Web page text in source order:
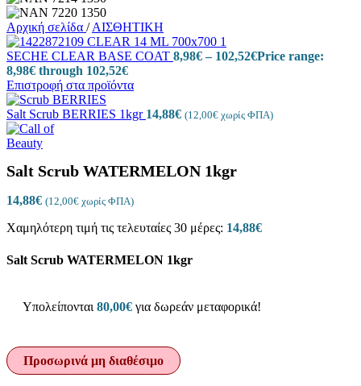
Αρχική σελίδα / ΑΙΣΘΗΤΙΚΗ
SECHE CLEAR BASE COAT 8,98€ – 102,52€Price range:
8,98€ through 102,52€
Επιστροφή στα προϊόντα
Salt Scrub BERRIES 1kgr 14,88€ (12,00€ χωρίς ΦΠΑ)
Salt Scrub WATERMELON 1kgr
14,88€ (12,00€ χωρίς ΦΠΑ)
Χαμηλότερη τιμή τις τελευταίες 30 μέρες: 14,88€
Salt Scrub WATERMELON 1kgr
Υπολείπονται 80,00€ για δωρεάν μεταφορικά!
Προσωρινά μη διαθέσιμο